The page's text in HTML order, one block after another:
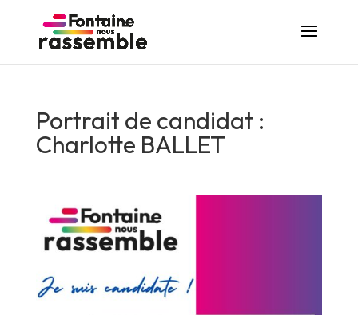
Portrait de candidat :
Charlotte BALLET